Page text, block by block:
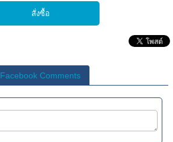
Facebook Comments